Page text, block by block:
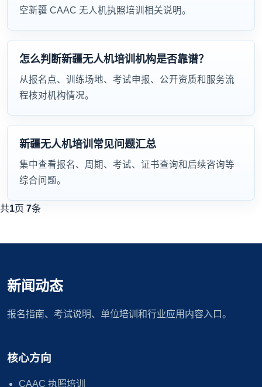
空新疆 CAAC 无人机执照培训相关说明。
怎么判断新疆无人机培训机构是否靠谱？
从报名点、训练场地、考试申报、公开资质和服务流
程核对机构情况。
新疆无人机培训常见问题汇总
集中查看报名、周期、考试、证书查询和后续咨询等
综合问题。
共1页 7条
新闻动态
报名指南、考试说明、单位培训和行业应用内容入口。
核心方向
CAAC 执照培训